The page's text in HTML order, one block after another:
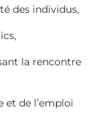
des individus,
la rencontre
et de l’emploi